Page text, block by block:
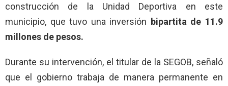
construcción de la Unidad Deportiva en este
municipio, que tuvo una inversión bipartita de 11.9
millones de pesos.
Durante su intervención, el titular de la SEGOB, señaló
que el gobierno trabaja de manera permanente en